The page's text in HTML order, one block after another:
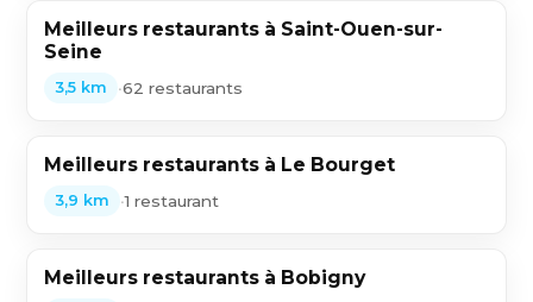
Meilleurs restaurants à Saint-Ouen-sur-
Seine
3,5 km •62 restaurants
Meilleurs restaurants à Le Bourget
3,9 km •1 restaurant
Meilleurs restaurants à Bobigny